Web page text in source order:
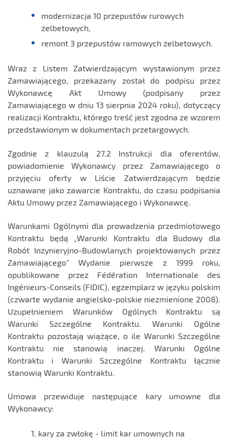
modernizacja 10 przepustów rurowych
żelbetowych,
remont 3 przepustów ramowych żelbetowych.
Wraz z Listem Zatwierdzającym wystawionym przez
Zamawiającego, przekazany został do podpisu przez
Wykonawcę Akt Umowy (podpisany przez
Zamawiającego w dniu 13 sierpnia 2024 roku), dotyczący
realizacji Kontraktu, którego treść jest zgodna ze wzorem
przedstawionym w dokumentach przetargowych.
Zgodnie z klauzulą 27.2 Instrukcji dla oferentów,
powiadomienie Wykonawcy przez Zamawiającego o
przyjęciu oferty w Liście Zatwierdzającym będzie
uznawane jako zawarcie Kontraktu, do czasu podpisania
Aktu Umowy przez Zamawiającego i Wykonawcę.
Warunkami Ogólnymi dla prowadzenia przedmiotowego
Kontraktu będą „Warunki Kontraktu dla Budowy dla
Robót Inżynieryjno-Budowlanych projektowanych przez
Zamawiającego” Wydanie pierwsze z 1999 roku,
opublikowane przez Fédération Internationale des
Ingénieurs-Conseils (FIDIC), egzemplarz w języku polskim
(czwarte wydanie angielsko-polskie niezmienione 2008).
Uzupełnieniem Warunków Ogólnych Kontraktu są
Warunki Szczególne Kontraktu. Warunki Ogólne
Kontraktu pozostają wiążące, o ile Warunki Szczególne
Kontraktu nie stanowią inaczej. Warunki Ogólne
Kontraktu i Warunki Szczególne Kontraktu łącznie
stanowią Warunki Kontraktu.
Umowa przewiduje następujące kary umowne dla
Wykonawcy:
kary za zwłokę - limit kar umownych na